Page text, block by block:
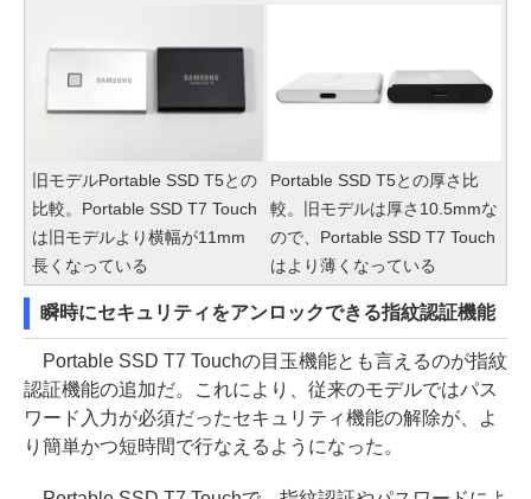
旧モデルPortable SSD T5との
比較。Portable SSD T7 Touch
は旧モデルより横幅が11mm
長くなっている
Portable SSD T5との厚さ比
較。旧モデルは厚さ10.5mmな
ので、Portable SSD T7 Touch
はより薄くなっている
瞬時にセキュリティをアンロックできる指紋認証機能
Portable SSD T7 Touchの目玉機能とも言えるのが指紋
認証機能の追加だ。これにより、従来のモデルではパス
ワード入力が必須だったセキュリティ機能の解除が、よ
り簡単かつ短時間で行なえるようになった。